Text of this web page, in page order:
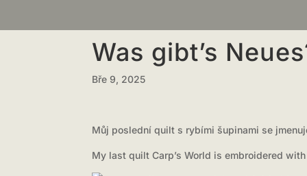
Was gibt’s
Bře 9, 2025
Můj poslední quilt s rybími šupinami se
My last quilt Carp’s World is embroidered